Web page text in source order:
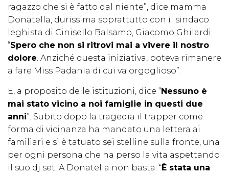
ragazzo che si è fatto dal niente”, dice mamma
Donatella, durissima soprattutto con il sindaco
leghista di Cinisello Balsamo, Giacomo Ghilardi:
“Spero che non si ritrovi mai a vivere il nostro
dolore. Anziché questa iniziativa, poteva rimanere
a fare Miss Padania di cui va orgoglioso”.
E, a proposito delle istituzioni, dice “Nessuno è
mai stato vicino a noi famiglie in questi due
anni”. Subito dopo la tragedia il trapper come
forma di vicinanza ha mandato una lettera ai
familiari e si è tatuato sei stelline sulla fronte, una
per ogni persona che ha perso la vita aspettando
il suo dj set. A Donatella non basta: “È stata una